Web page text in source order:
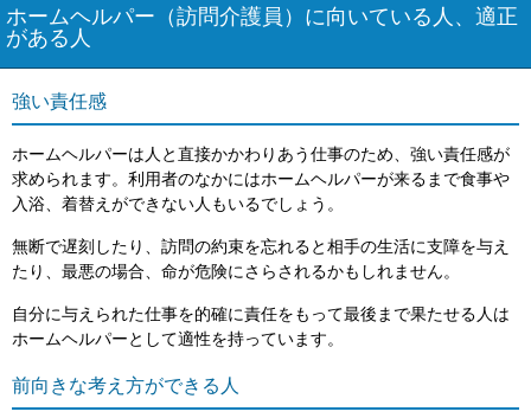
ホームヘルパー（訪問介護員）に向いている人、適正
がある人
強い責任感
ホームヘルパーは人と直接かかわりあう仕事のため、強い責任感が
求められます。利用者のなかにはホームヘルパーが来るまで食事や
入浴、着替えができない人もいるでしょう。
無断で遅刻したり、訪問の約束を忘れると相手の生活に支障を与え
たり、最悪の場合、命が危険にさらされるかもしれません。
自分に与えられた仕事を的確に責任をもって最後まで果たせる人は
ホームヘルパーとして適性を持っています。
前向きな考え方ができる人